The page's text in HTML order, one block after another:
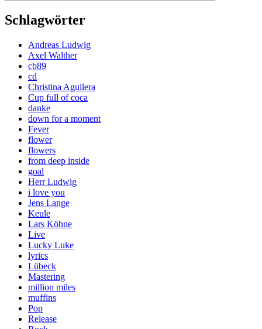
Schlagwörter
Andreas Ludwig
Axel Walther
cb89
cd
Christina Aguilera
Cup full of coca
danke
down for a moment
Fever
flower
flowers
from deep inside
goal
Herr Ludwig
i love you
Jens Lange
Keule
Lars Köhne
Live
Lucky Luke
lyrics
Lübeck
Mastering
million miles
muffins
Pop
Release